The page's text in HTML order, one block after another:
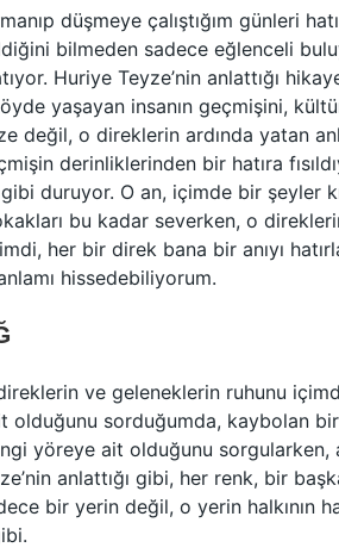
düşmeye çalıştığım günleri
bilmeden sadece eğlenceli
Huriye Teyze’nin anlattığı
yaşayan insanın geçmişini,
değil, o direklerin ardında yatan
derinliklerinden bir hatıra
duruyor. O an, içimde bir şeyler
bu kadar severken, o
her bir direk bana bir anıyı
hissedebiliyorum.
ve geleneklerin ruhunu
olduğunu sorduğumda, kaybolan
yöreye ait olduğunu sorgularken,
anlattığı gibi, her renk, bir
bir yerin değil, o yerin halkının